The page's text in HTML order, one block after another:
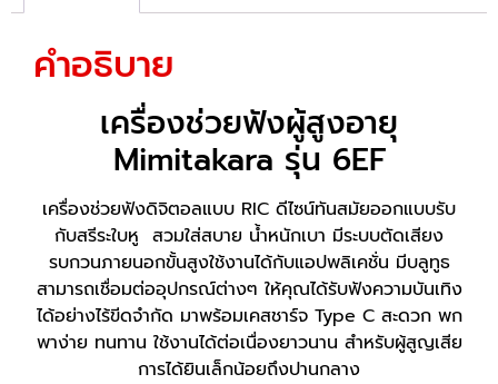
คำอธิบาย
เครื่องช่วยฟังผู้สูงอายุ
Mimitakara รุ่น 6EF
เครื่องช่วยฟังดิจิตอลแบบ RIC ดีไซน์ทันสมัยออกแบบรับ
กับสรีระใบหู สวมใส่สบาย น้ำหนักเบา มีระบบตัดเสียง
รบกวนภายนอกขั้นสูงใช้งานได้กับแอปพลิเคชั่น มีบลูทูธ
สามารถเชื่อมต่ออุปกรณ์ต่างๆ ให้คุณได้รับฟังความบันเทิง
ได้อย่างไร้ขีดจำกัด มาพร้อมเคสชาร์จ Type C สะดวก พก
พาง่าย ทนทาน ใช้งานได้ต่อเนื่องยาวนาน สำหรับผู้สูญเสีย
การได้ยินเล็กน้อยถึงปานกลาง